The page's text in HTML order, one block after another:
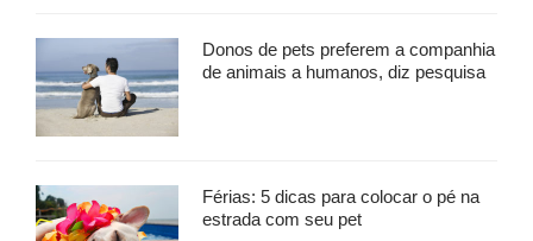
Donos de pets preferem a companhia
de animais a humanos, diz pesquisa
Férias: 5 dicas para colocar o pé na
estrada com seu pet